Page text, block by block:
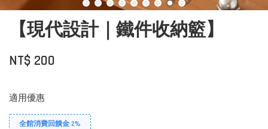
【現代設計｜鐵件收納籃】
NT$ 200
適用優惠
全館消費回饋金 2%